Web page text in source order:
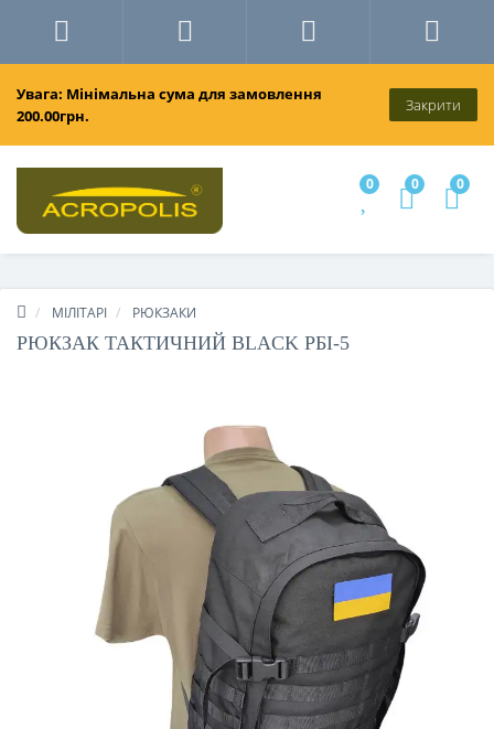
Увага: Мінімальна сума для замовлення
200.00грн.
Закрити
0 0 0
МІЛІТАРІ РЮКЗАКИ
РЮКЗАК ТАКТИЧНИЙ BLACK РБІ-5